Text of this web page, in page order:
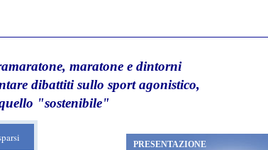
maratone e dintorni
dibattiti sullo sport agonistico,
"sostenibile"
PRESENTAZIONE